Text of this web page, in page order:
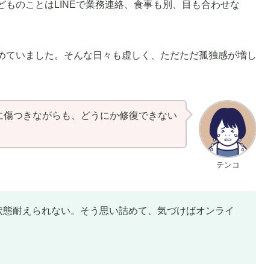
のことはLINEで業務連絡、食事も別、目も合わせな
ていました。そんな日々も虚しく、ただただ孤独感が増し
テンコ
つきながらも、どうにか修復できない
耐えられない。そう思い詰めて、気づけばオンライ